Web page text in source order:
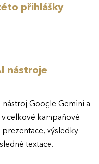
přihlášky
nástroje
Google Gemini a
celkové kampaňové
výsledky
textace.